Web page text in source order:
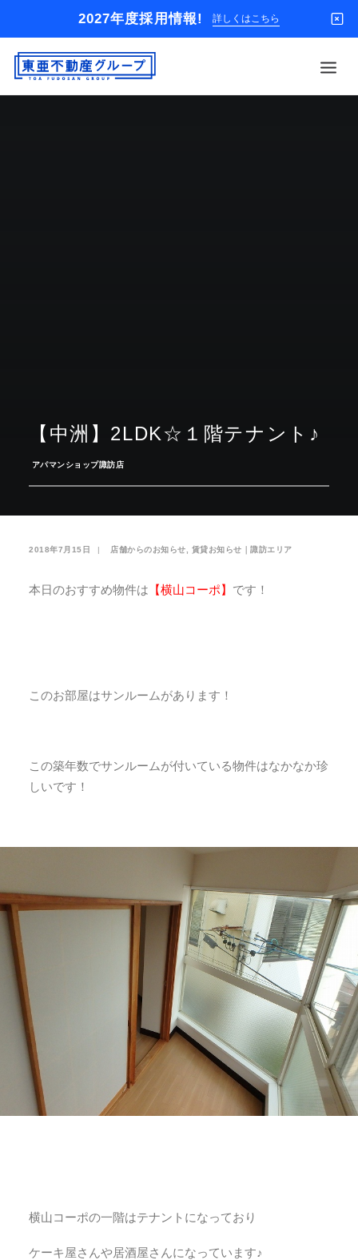
2027年度採用情報! 詳しくはこちら
【中洲】2LDK☆１階テナント♪
アパマンショップ諏訪店
2018年7月15日 | 店舗からのお知らせ 賃貸お知らせ｜諏訪エリア
本日のおすすめ物件は 【横山コーポ】 です！
このお部屋はサンルームがあります！
この築年数でサンルームが付いている物件はなかなか珍
しいです！
横山コーポの一階はテナントになっており
ケーキ屋さんや居酒屋さんになっています♪